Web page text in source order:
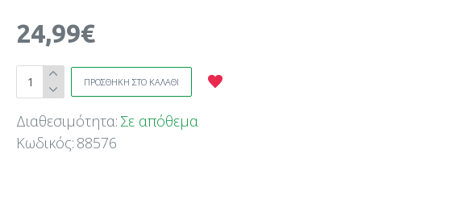
Διαθεσιμότητα: Σε απόθεμα
Κωδικός: 88576
24,99€
ΠΡΟΣΘΗΚΗ ΣΤΟ ΚΑΛΑΘΙ